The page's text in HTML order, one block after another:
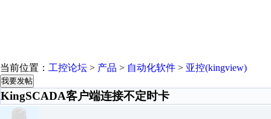
当前位置： 工控论坛 > 产品 > 自动化软件 > 亚控(kingview)
我要发帖
KingSCADA客户端连接不定时卡